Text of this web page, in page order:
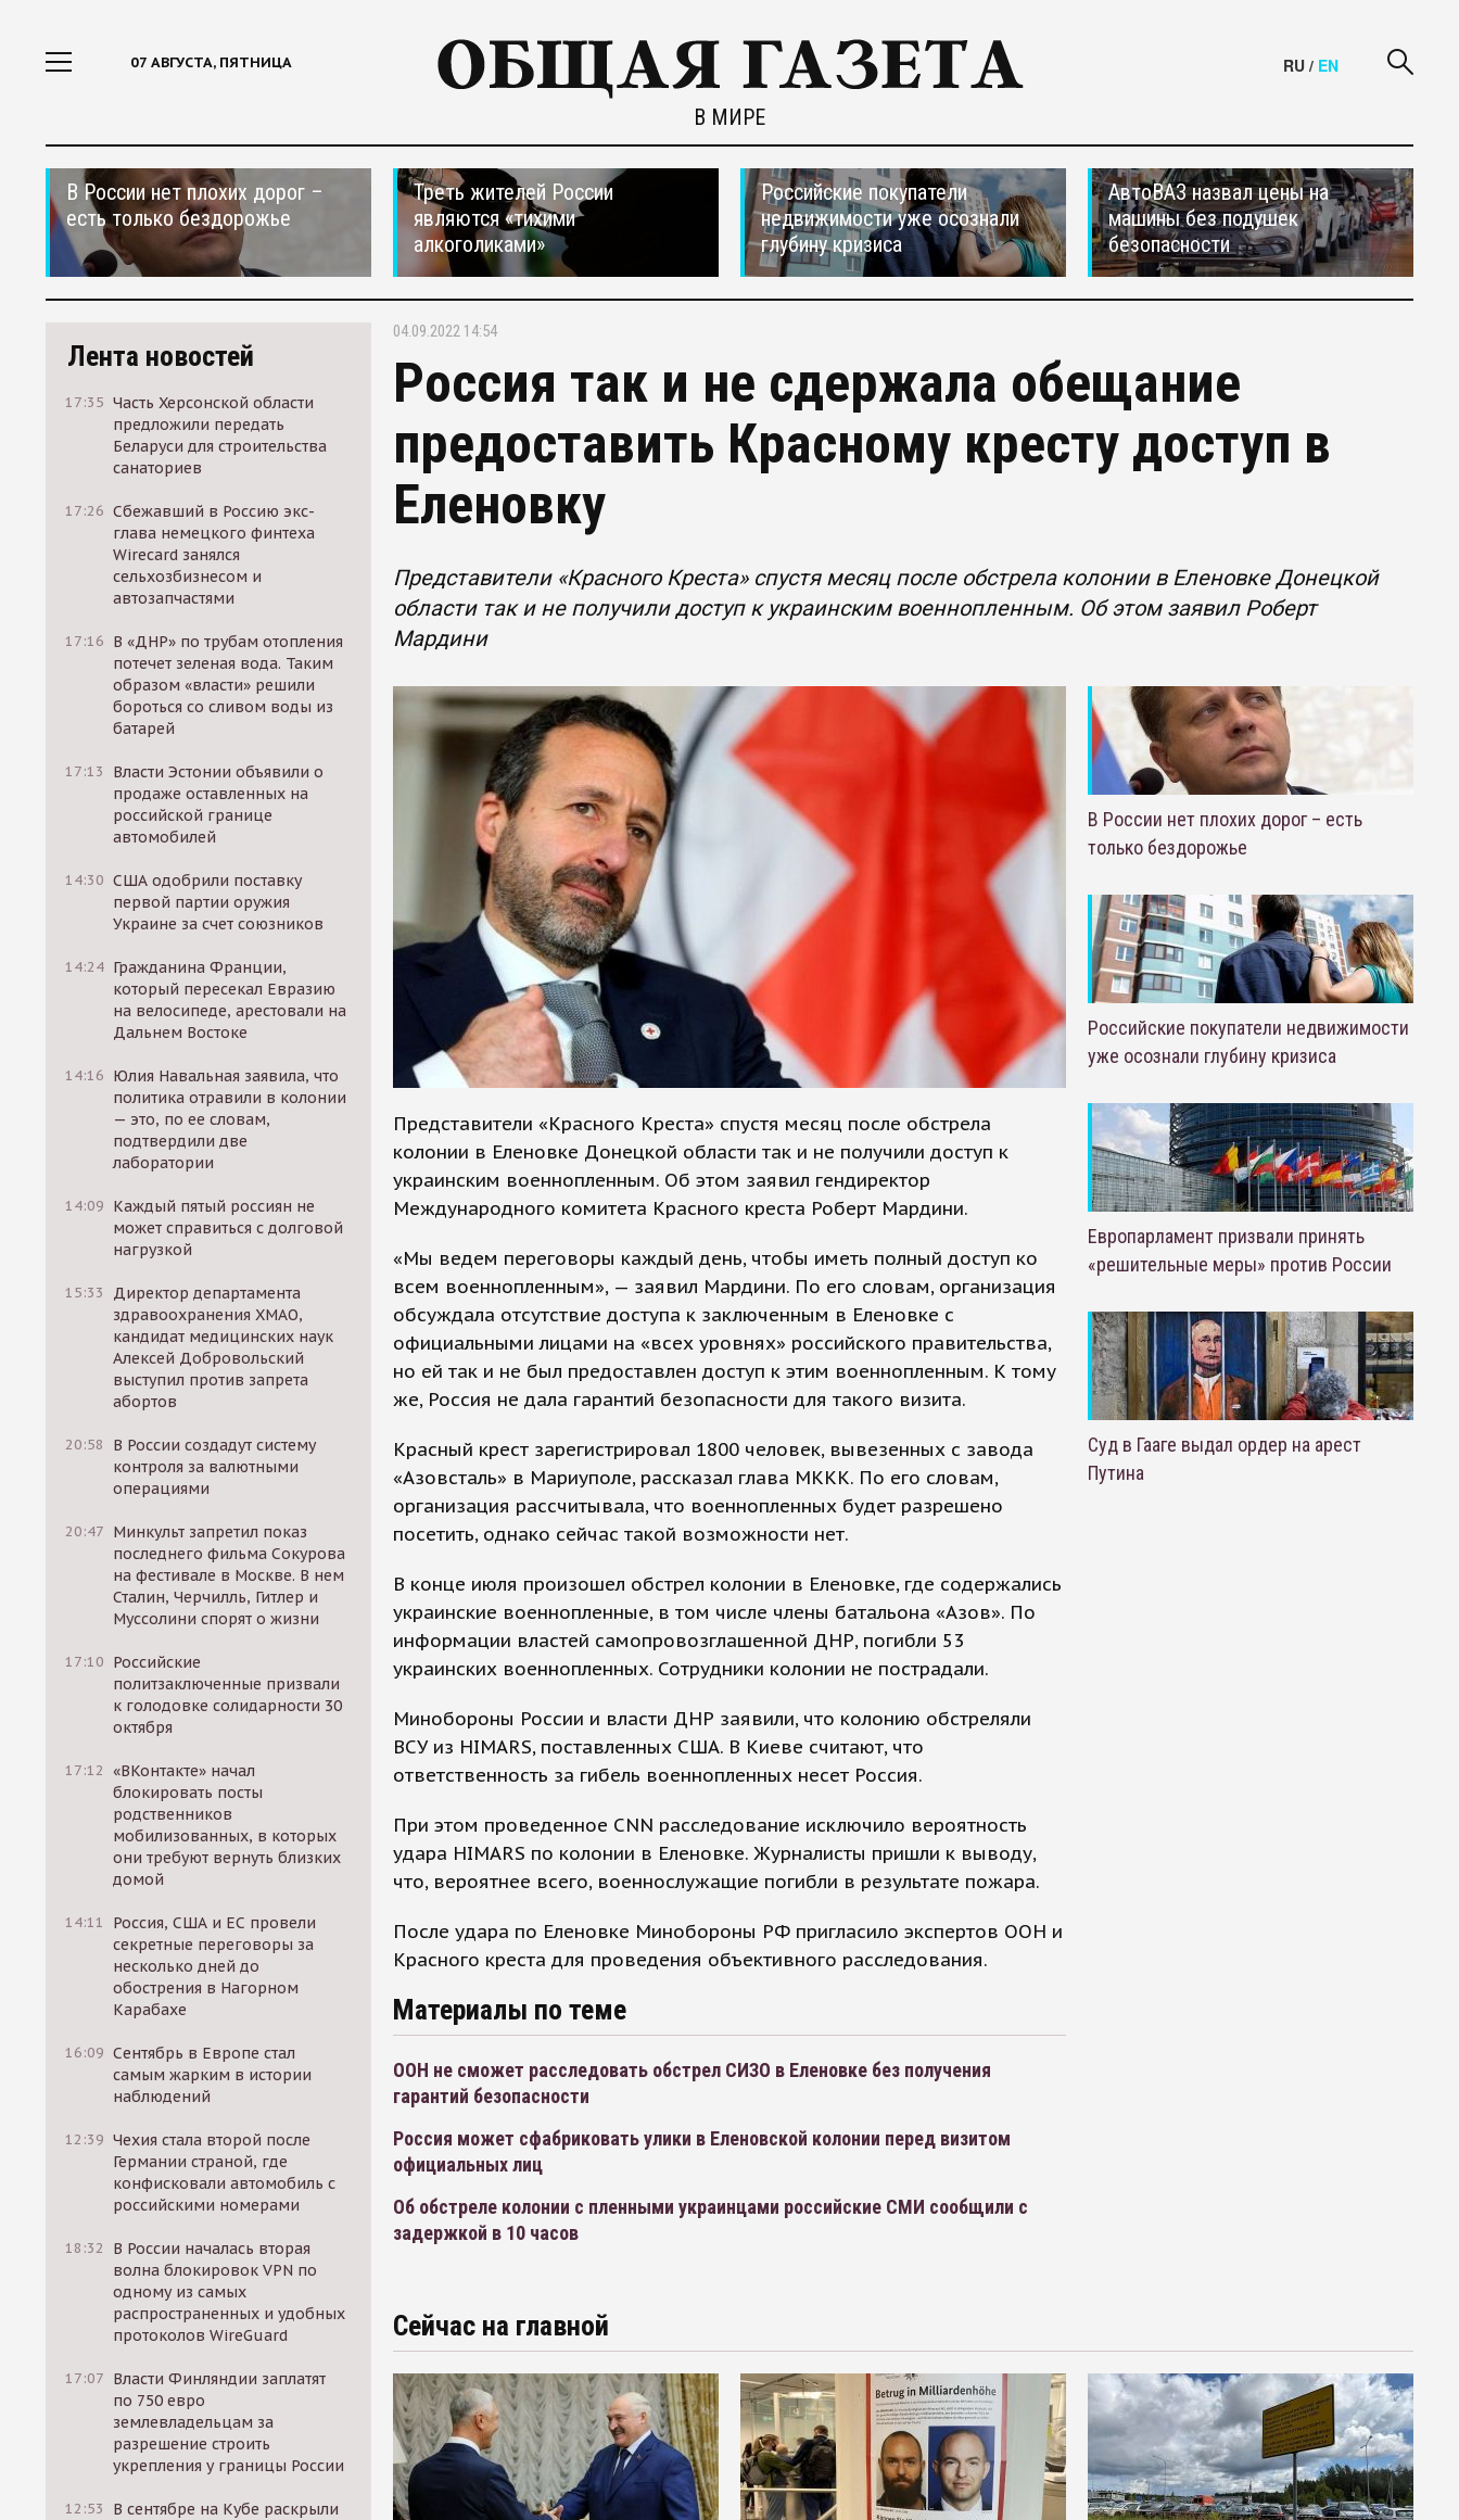
07 АВГУСТА, ПЯТНИЦА
В МИРЕ
RU / EN
В России нет плохих дорог –
есть только бездорожье
Треть жителей России
являются «тихими
алкоголиками»
Российские покупатели
недвижимости уже осознали
глубину кризиса
АвтоВАЗ назвал цены на
машины без подушек
безопасности
Лента новостей
17:35 Часть Херсонской области
предложили передать
Беларуси для строительства
санаториев
17:26 Сбежавший в Россию экс-
глава немецкого финтеха
Wirecard занялся
сельхозбизнесом и
автозапчастями
17:16 В «ДНР» по трубам отопления
потечет зеленая вода. Таким
образом «власти» решили
бороться со сливом воды из
батарей
17:13
Власти Эстонии объявили о
продаже оставленных на
российской границе
автомобилей
14:30 США одобрили поставку
первой партии оружия
Украине за счет союзников
14:24 Гражданина Франции,
который пересекал Евразию
на велосипеде, арестовали на
Дальнем Востоке
14:16 Юлия Навальная заявила, что
политика отравили в колонии
— это, по ее словам,
подтвердили две
лаборатории
14:09 Каждый пятый россиян не
может справиться с долговой
нагрузкой
15:33
Директор департамента
здравоохранения ХМАО,
кандидат медицинских наук
Алексей Добровольский
выступил против запрета
абортов
20:58
В России создадут систему
контроля за валютными
операциями
20:47 Минкульт запретил показ
последнего фильма Сокурова
на фестивале в Москве. В нем
Сталин, Черчилль, Гитлер и
Муссолини спорят о жизни
17:10 Российские
политзаключенные призвали
к голодовке солидарности 30
октября
17:12 «ВКонтакте» начал
блокировать посты
родственников
мобилизованных, в которых
они требуют вернуть близких
домой
14:11
Россия, США и ЕС провели
секретные переговоры за
несколько дней до
обострения в Нагорном
Карабахе
16:09 Сентябрь в Европе стал
самым жарким в истории
наблюдений
12:39 Чехия стала второй после
Германии страной, где
конфисковали автомобиль с
российскими номерами
18:32
В России началась вторая
волна блокировок VPN по
одному из самых
распространенных и удобных
протоколов WireGuard
17:07 Власти Финляндии заплатят
по 750 евро
землевладельцам за
разрешение строить
укрепления у границы России
12:53
В сентябре на Кубе раскрыли
04.09.2022 14:54
Россия так и не сдержала обещание
предоставить Красному кресту доступ в
Еленовку
Представители «Красного Креста» спустя месяц после обстрела колонии в Еленовке Донецкой
области так и не получили доступ к украинским военнопленным. Об этом заявил Роберт
Мардини
Представители «Красного Креста» спустя месяц после обстрела
колонии в Еленовке Донецкой области так и не получили доступ к
украинским военнопленным. Об этом заявил гендиректор
Международного комитета Красного креста Роберт Мардини.
«Мы ведем переговоры каждый день, чтобы иметь полный доступ ко
всем военнопленным», — заявил Мардини. По его словам, организация
обсуждала отсутствие доступа к заключенным в Еленовке с
официальными лицами на «всех уровнях» российского правительства,
но ей так и не был предоставлен доступ к этим военнопленным. К тому
же, Россия не дала гарантий безопасности для такого визита.
Красный крест зарегистрировал 1800 человек, вывезенных с завода
«Азовсталь» в Мариуполе, рассказал глава МККК. По его словам,
организация рассчитывала, что военнопленных будет разрешено
посетить, однако сейчас такой возможности нет.
В конце июля произошел обстрел колонии в Еленовке, где содержались
украинские военнопленные, в том числе члены батальона «Азов». По
информации властей самопровозглашенной ДНР, погибли 53
украинских военнопленных. Сотрудники колонии не пострадали.
Минобороны России и власти ДНР заявили, что колонию обстреляли
ВСУ из HIMARS, поставленных США. В Киеве считают, что
ответственность за гибель военнопленных несет Россия.
При этом проведенное CNN расследование исключило вероятность
удара HIMARS по колонии в Еленовке. Журналисты пришли к выводу,
что, вероятнее всего, военнослужащие погибли в результате пожара.
После удара по Еленовке Минобороны РФ пригласило экспертов ООН и
Красного креста для проведения объективного расследования.
Материалы по теме
ООН не сможет расследовать обстрел СИЗО в Еленовке без получения
гарантий безопасности
Россия может сфабриковать улики в Еленовской колонии перед визитом
официальных лиц
Об обстреле колонии с пленными украинцами российские СМИ сообщили с
задержкой в 10 часов
В России нет плохих дорог – есть
только бездорожье
Российские покупатели недвижимости
уже осознали глубину кризиса
Европарламент призвали принять
«решительные меры» против России
Суд в Гааге выдал ордер на арест
Путина
Сейчас на главной